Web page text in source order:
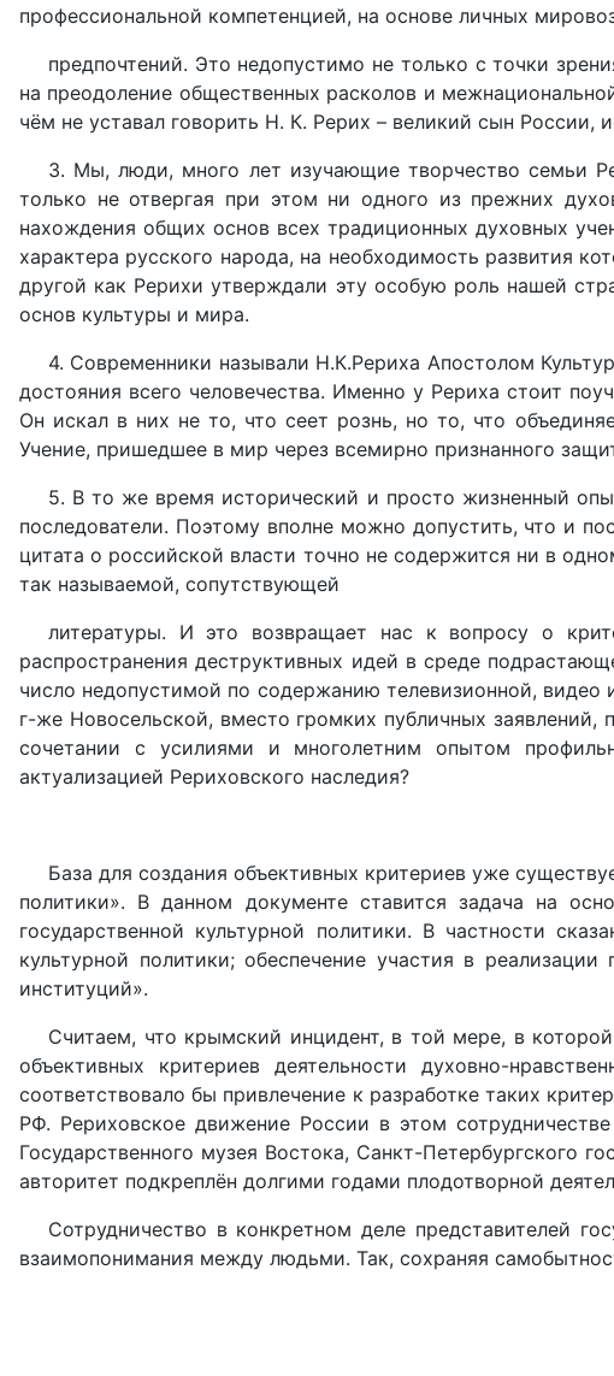
профессиональной компетенцией, на основе личных
предпочтений. Это недопустимо не только с точки
на преодоление общественных расколов и
чём не уставал говорить Н. К. Рерих – великий сын
3. Мы, люди, много лет изучающие творчество семьи
только не отвергая при этом ни одного из прежних
нахождения общих основ всех традиционных духовных
характера русского народа, на необходимость развития
другой как Рерихи утверждали эту особую роль нашей
основ культуры и мира.
4. Современники называли Н.К.Рериха Апостолом
достояния всего человечества. Именно у Рериха стоит
Он искал в них не то, что сеет рознь, но то, что
Учение, пришедшее в мир через всемирно признанного
5. В то же время исторический и просто жизненный
последователи. Поэтому вполне можно допустить, что и
цитата о российской власти точно не содержится ни в
так называемой, сопутствующей
литературы. И это возвращает нас к вопросу о
распространения деструктивных идей в среде
число недопустимой по содержанию телевизионной,
г-же Новосельской, вместо громких публичных
сочетании с усилиями и многолетним опытом
актуализацией Рериховского наследия?
База для создания объективных критериев уже
политики». В данном документе ставится задача на
государственной культурной политики. В частности
культурной политики; обеспечение участия в
институций».
Считаем, что крымский инцидент, в той мере, в
объективных критериев деятельности духовно-
соответствовало бы привлечение к разработке таких
РФ. Рериховское движение России в этом
Государственного музея Востока, Санкт-Петербургского
авторитет подкреплён долгими годами плодотворной
Сотрудничество в конкретном деле представителей
взаимопонимания между людьми. Так, сохраняя